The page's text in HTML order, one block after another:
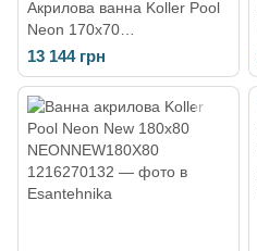
Акрилова ванна Koller Pool
Neon 170х70
(NEONNEW170X70)
13 144 грн